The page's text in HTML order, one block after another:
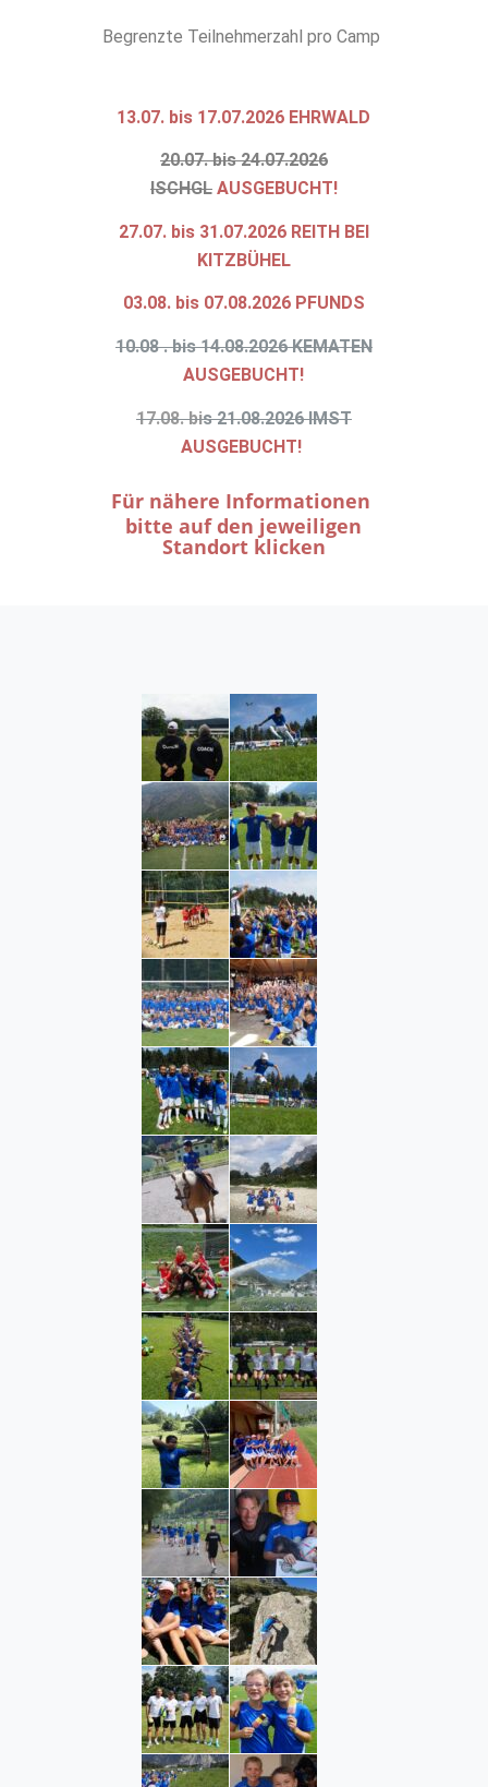
13.07. bis 17.07.2026 EHRWALD
20.07. bis 24.07.2026
ISCHGLAUSGEBUCHT!
27.07. bis 31.07.2026 REITH BEI
KITZBÜHEL
03.08. bis 07.08.2026 PFUNDS
10.08 . bis 14.08.2026 KEMATEN
AUSGEBUCHT!
17.08. bis 21.08.2026 IMST
AUSGEBUCHT!
Für nähere Informationen
bitte auf den jeweiligen
Standort klicken
Begrenzte Teilnehmerzahl pro Camp